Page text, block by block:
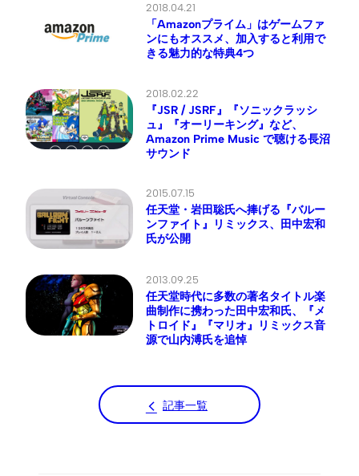
2018.04.21
「Amazonプライム」はゲームファ
ンにもオススメ、加入すると利用で
きる魅力的な特典4つ
2018.02.22
『JSR / JSRF』『ソニックラッシ
ュ』『オーリーキング』など、
Amazon Prime Music で聴ける長沼
サウンド
2015.07.15
任天堂・岩田聡氏へ捧げる『バルー
ンファイト』リミックス、田中宏和
氏が公開
2013.09.25
任天堂時代に多数の著名タイトル楽
曲制作に携わった田中宏和氏、『メ
トロイド』『マリオ』リミックス音
源で山内溥氏を追悼
記事一覧